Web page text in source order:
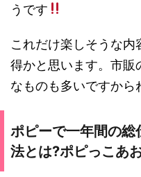
うです
これだけ楽しそうな内
得かと思います。市販
なものも多いですから
ポピーで一年間の
法とは?ポピっこあ